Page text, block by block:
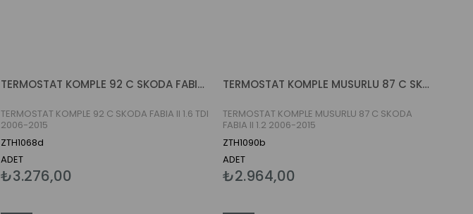
TERMOSTAT KOMPLE 92 C SKODA FABIA II 1.6 TDI 2006-2015
TERMOSTAT KOMPLE 92 C SKODA FABIA II 1.6 TDI
2006-2015
ZTH1068d
ADET
₺3.276,00
TERMOSTAT KOMPLE MUSURLU 87 C SKODA FABIA II 1.2 2006-2015
TERMOSTAT KOMPLE MUSURLU 87 C SKODA
FABIA II 1.2 2006-2015
ZTH1090b
ADET
₺2.964,00